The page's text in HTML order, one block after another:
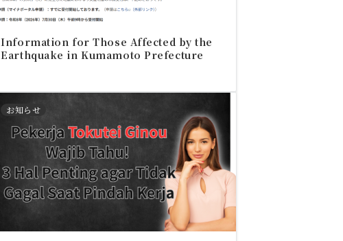
Information for Those Affected by the
Earthquake in Kumamoto Prefecture
お知らせ